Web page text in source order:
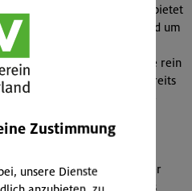
Die Online-Plattform bietet
Umweltschutz-Wissen rund um
alpinprogramm-
erweitern die bisherige rein
Inhalte können kostenlos bereits
eingesehen werden und die
nachhaltigen und
sensibilisieren.
23 ist ab dem 6. Oktober
Website des Alpenvereins
Zustimmung
unsere Dienste